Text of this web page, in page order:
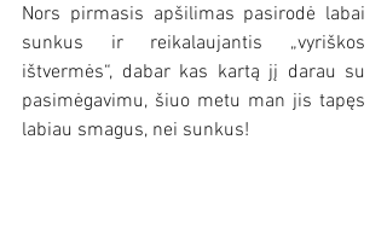
Nors pirmasis apšilimas pasirodė labai
sunkus ir reikalaujantis „vyriškos
ištvermės“, dabar kas kartą jį darau su
pasimėgavimu, šiuo metu man jis tapęs
labiau smagus, nei sunkus!